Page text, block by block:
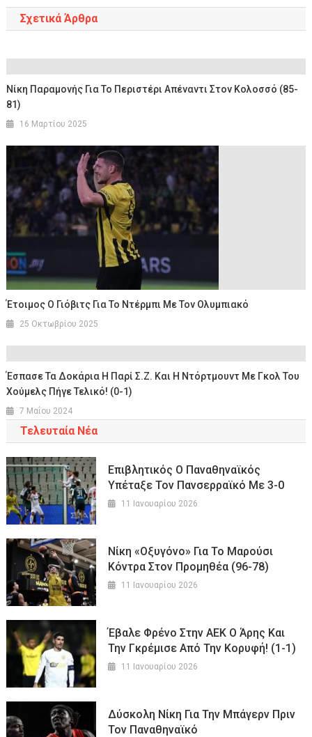
Σχετικά Άρθρα
Νίκη Παραμονής Για Το Περιστέρι Απέναντι Στον Κολοσσό (85-
81)
16 Μαρτίου 2025
Έτοιμος Ο Γιόβιτς Για Το Ντέρμπι Με Τον Ολυμπιακό
25 Οκτωβρίου 2025
Έσπασε Τα Δοκάρια Η Παρί Σ.Ζ. Και Η Ντόρτμουντ Με Γκολ Του
Χούμελς Πήγε Τελικό! (0-1)
7 Μαΐου 2024
Τελευταία Νέα
Επιβλητικός Ο Παναθηναϊκός
Υπέταξε Τον Πανσερραϊκό Με 3-0
11 Ιανουαρίου 2026
Νίκη «οξυγόνο» Για Το Μαρούσι
Κόντρα Στον Προμηθέα (96-78)
11 Ιανουαρίου 2026
Έβαλε Φρένο Στην ΑΕΚ Ο Άρης Και
Την Γκρέμισε Από Την Κορυφή! (1-1)
11 Ιανουαρίου 2026
Δύσκολη Νίκη Για Την Μπάγερν Πριν
Τον Παναθηναϊκό